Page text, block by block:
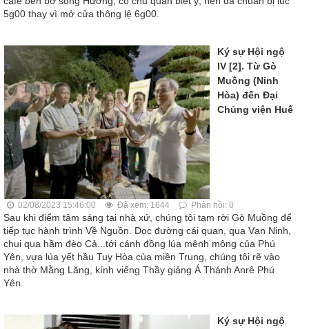
5g00 thay vì mở cửa thông lệ 6g00.
Ký sự Hội ngộ
IV [2]. Từ Gò
Muồng (Ninh
Hòa) đến Đại
Chủng viện Huế
02/08/2023 15:46:00 Đã xem: 1644 Phản hồi: 0
Sau khi điểm tâm sáng tại nhà xứ, chúng tôi tạm rời Gò Muồng để
tiếp tục hành trình Về Nguồn. Dọc đường cái quan, qua Vạn Ninh,
chui qua hầm đèo Cả...tới cánh đồng lúa mênh mông của Phú
Yên, vựa lúa yết hầu Tuy Hòa của miền Trung, chúng tôi rẽ vào
nhà thờ Mằng Lăng, kính viếng Thầy giảng Á Thánh Anrê Phú
Yên.
Ký sự Hội ngộ